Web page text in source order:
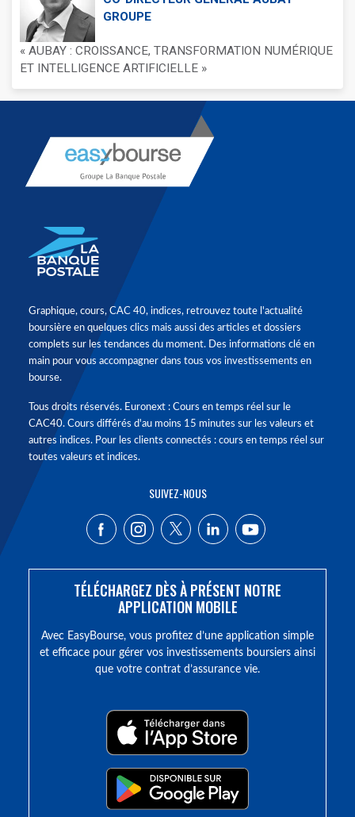
GROUPE
« AUBAY : CROISSANCE, TRANSFORMATION NUMÉRIQUE
ET INTELLIGENCE ARTIFICIELLE »
Graphique, cours, CAC 40, indices, retrouvez toute l'actualité
boursière en quelques clics mais aussi des articles et dossiers
complets sur les tendances du moment. Des informations clé en
main pour vous accompagner dans tous vos investissements en
bourse.
Tous droits réservés. Euronext : Cours en temps réel sur le
CAC40. Cours différés d'au moins 15 minutes sur les valeurs et
autres indices. Pour les clients connectés : cours en temps réel sur
toutes valeurs et indices.
SUIVEZ-NOUS
TÉLÉCHARGEZ DÈS À PRÉSENT NOTRE
APPLICATION MOBILE
Avec EasyBourse, vous profitez d’une application simple
et efficace pour gérer vos investissements boursiers ainsi
que votre contrat d’assurance vie.